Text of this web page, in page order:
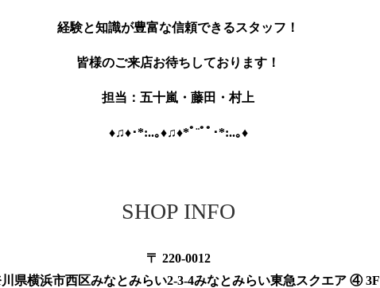
経験と知識が豊富な信頼できるスタッフ！
皆様のご来店お待ちしております！
担当：五十嵐・藤田・村上
♦♫♦･*:..｡♦♫♦*ﾟ¨ﾟﾟ･*:..｡♦
SHOP INFO
〒 220-0012
県横浜市西区みなとみらい2-3-4みなとみらい東急スクエア ④ 3F